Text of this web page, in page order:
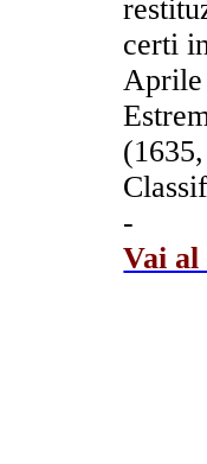
certi
Aprile
-
Vai al